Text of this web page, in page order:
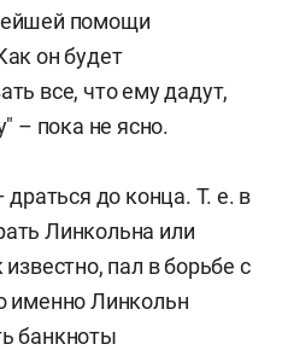
помощи
он будет
все, что ему дадут,
– пока не ясно.
драться до конца. Т. е. в
Линкольна или
пал в борьбе с
именно Линкольн
банкноты